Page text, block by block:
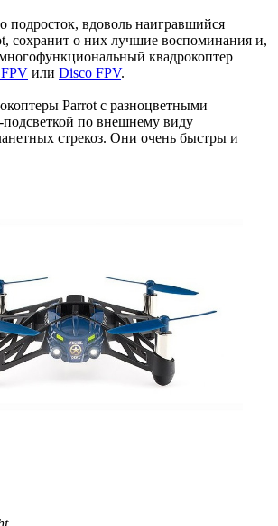
подросток, вдоволь наигравшийся
сохранит о них лучшие воспоминания и,
квадрокоптер
или Disco FPV.
Parrot с разноцветными
по внешнему виду
стрекоз. Они очень быстры и